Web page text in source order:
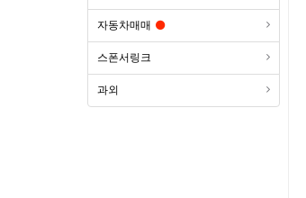
자동차매매
스폰서링크
과외